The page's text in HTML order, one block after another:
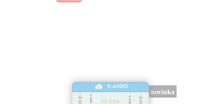
E-AUDIO
novinka